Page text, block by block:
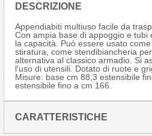
DESCRIZIONE
Appendiabiti multiuso facile da
Con ampia base di appoggio e tubi
la capacità. Può essere usato
stiratura, come stendibiancheria
alternativa al classico armadio. Si
l'uso di utensili. Dotato di ruote e
Misure: base cm 88,3 estensibile
estensibile fino a cm 166.
CARATTERISTICHE